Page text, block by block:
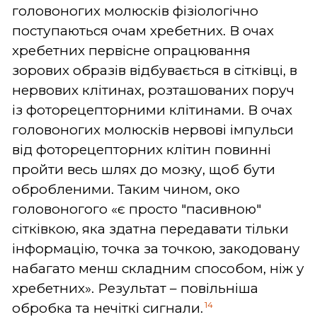
головоногих молюсків фізіологічно
поступаються очам хребетних. В очах
хребетних первісне опрацювання
зорових образів відбувається в сітківці, в
нервових клітинах, розташованих поруч
із фоторецепторними клітинами. В очах
головоногих молюсків нервові імпульси
від фоторецепторних клітин повинні
пройти весь шлях до мозку, щоб бути
обробленими. Таким чином, око
головоногого «є просто "пасивною"
сітківкою, яка здатна передавати тільки
інформацію, точка за точкою, закодовану
набагато менш складним способом, ніж у
хребетних». Результат – повільніша
обробка та нечіткі сигнали. 14